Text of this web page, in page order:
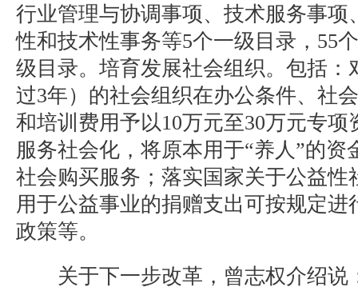
行业管理与协调事项、技术服务事项
性和技术性事务等5个一级目录，55
级目录。培育发展社会组织。包括：
过3年）的社会组织在办公条件、社
和培训费用予以10万元至30万元专
服务社会化，将原本用于“养人”的资
社会购买服务；落实国家关于公益性
用于公益事业的捐赠支出可按规定进
政策等。
关于下一步改革，曾志权介绍说